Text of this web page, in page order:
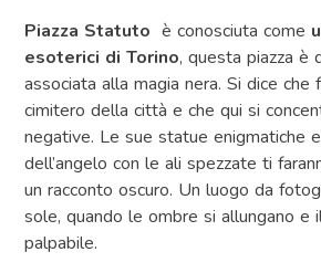
Piazza Statuto è conosciuta come
esoterici di Torino, questa piazza è
associata alla magia nera. Si dice che
cimitero della città e che qui si
negative. Le sue statue enigmatiche
dell’angelo con le ali spezzate ti
un racconto oscuro. Un luogo da
sole, quando le ombre si allungano e
palpabile.